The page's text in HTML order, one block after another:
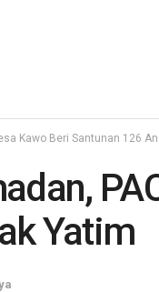
Kawo Beri Santunan 126
Yatim